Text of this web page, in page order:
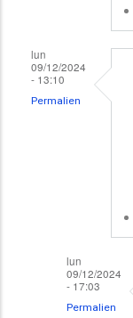
lun
09/12/2024
- 13:10
Permalien
lun
09/12/2024
- 17:03
Permalien